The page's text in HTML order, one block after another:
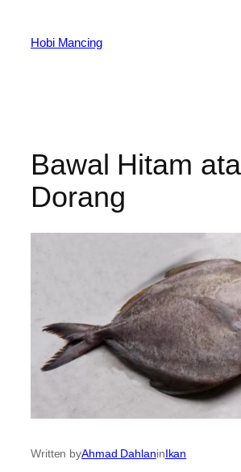
contentHobi Mancing
Bawal Hitam
Dorang
Written byAhmad DahlaninIkan